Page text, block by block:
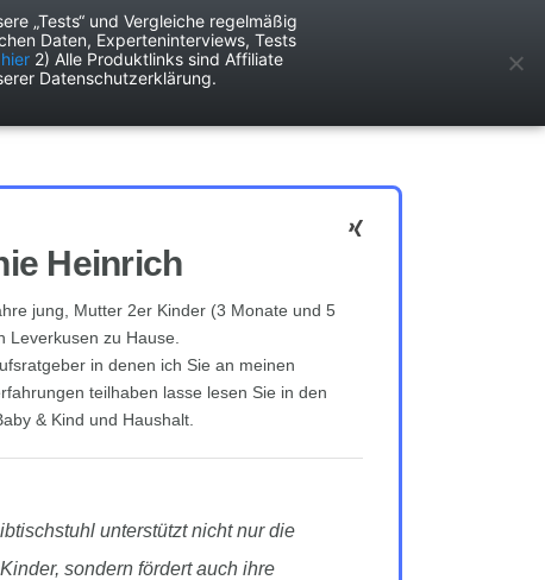
Services
Heinrich
jung, Mutter 2er Kinder (3 Monate und 5
Leverkusen zu Hause.
in denen ich Sie an meinen
teilhaben lasse lesen Sie in den
& Kind und Haushalt.
unterstützt nicht nur die
sondern fördert auch ihre
„Tests“ und Vergleiche regelmäßig
Daten, Experteninterviews, Tests
hier 2) Alle Produktlinks sind Affiliate
Datenschutzerklärung.